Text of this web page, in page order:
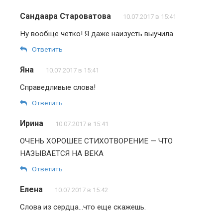
Сандаара Староватова 10.07.2017 в 15:41
Ну вообще четко! Я даже наизусть выучила
Ответить
Яна 10.07.2017 в 15:41
Справедливые слова!
Ответить
Ирина 10.07.2017 в 15:41
ОЧЕНЬ ХОРОШЕЕ СТИХОТВОРЕНИЕ — ЧТО
НАЗЫВАЕТСЯ НА ВЕКА
Ответить
Елена 10.07.2017 в 15:42
Слова из сердца…что еще скажешь.